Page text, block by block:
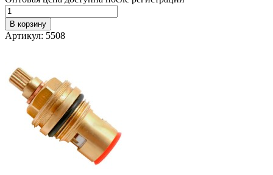
В корзину
Артикул: 5508